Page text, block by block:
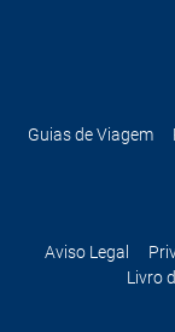
Guias de Viagem
Aviso Legal
Livro